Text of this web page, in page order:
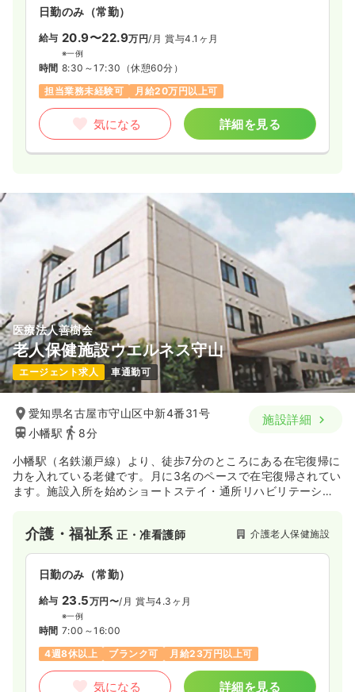
2交代（常勤）
給与 32.9〜37.3万円/月 賞与2.8ヶ月
※経験5年の例
時間 7:30～16:30 （休憩60分）
4週8休以上
月給37万円以上可
気になる 詳細を見る
万円 /月 賞与2.8ヶ月
時間
16:30～9:30
4週8休以上
月給40万円以上可
気になる 詳細を見る
日勤のみ（パート）
給与 時給1,500〜1,600円
時間 7:30～19:00（休憩60分）
時給1,600円以上可
気になる 詳細を見る
日勤のみ（常勤）
給与 20.9〜22.9万円/月 賞与4.1ヶ月
※一例
時間 8:30～17:30 （休憩60分）
担当業務未経験可
月給20万円以上可
気になる 詳細を見る
医療法人善樹会
老人保健施設ウエルネス守山
エージェント求人 車通勤可
愛知県名古屋市守山区中新4番31号
小幡駅
8分
施設詳細
小幡駅（名鉄瀬戸線）より、徒歩7分のところにある在宅復帰に
力を入れている老健です。月に3名のペースで在宅復帰されてい
ます。施設入所を始めショートステイ・通所リハビリテーショ
介護・福祉系正・准看護師 介護老人保健施設
日勤のみ（常勤）
給与 23.5万円〜/月 賞与4.3ヶ月
※一例
時間 7:00～16:00
4週8休以上
ブランク可 月給23万円以上可
気になる 詳細を見る